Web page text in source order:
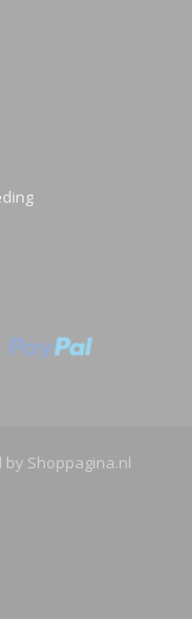
by Shoppagina.nl